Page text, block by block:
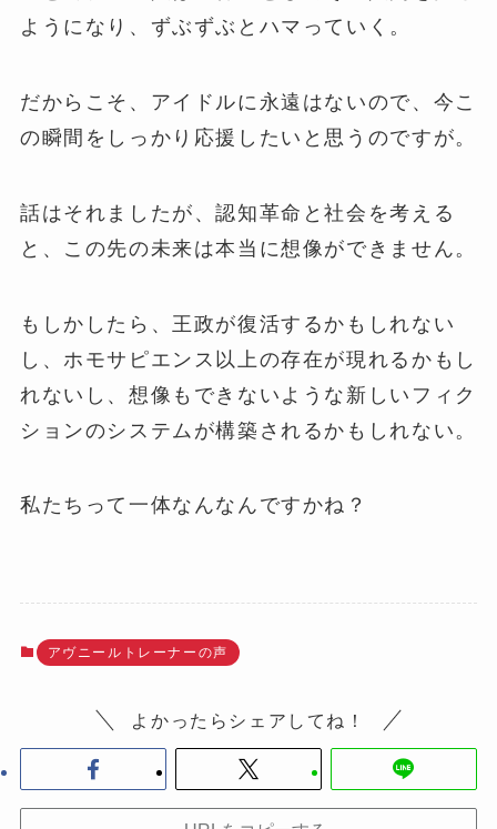
ようになり、ずぶずぶとハマっていく。
だからこそ、アイドルに永遠はないので、今こ
の瞬間をしっかり応援したいと思うのですが。
話はそれましたが、認知革命と社会を考える
と、この先の未来は本当に想像ができません。
もしかしたら、王政が復活するかもしれない
し、ホモサピエンス以上の存在が現れるかもし
れないし、想像もできないような新しいフィク
ションのシステムが構築されるかもしれない。
私たちって一体なんなんですかね？
アヴニールトレーナーの声
よかったらシェアしてね！